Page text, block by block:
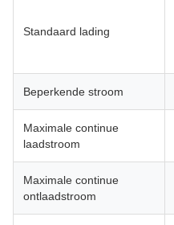
Standaard lading
Beperkende stroom
Maximale continue
laadstroom
Maximale continue
ontlaadstroom